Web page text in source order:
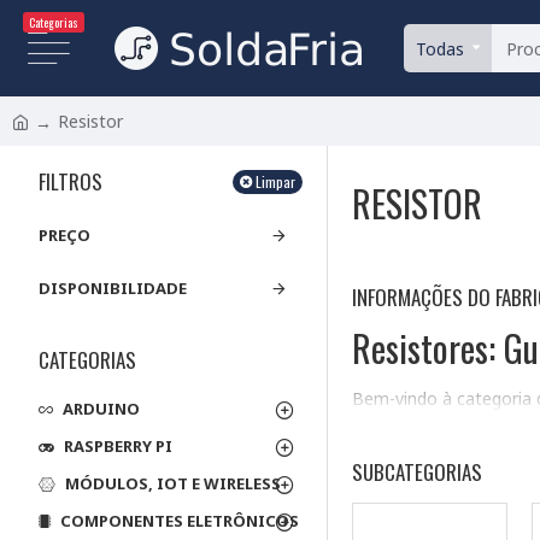
Categorias
Todas
Resistor
FILTROS Limpar
PREÇO
DISPONIBILIDADE
CATEGORIAS
ARDUINO
RASPBERRY PI
MÓDULOS, IOT E WIRELESS
COMPONENTES ELETRÔNICOS
RESISTOR
INFORMAÇÕES DO
Resistores:
Bem-vindo à categoria
Tipos de
Os resistores são
SUBCATEGORIAS